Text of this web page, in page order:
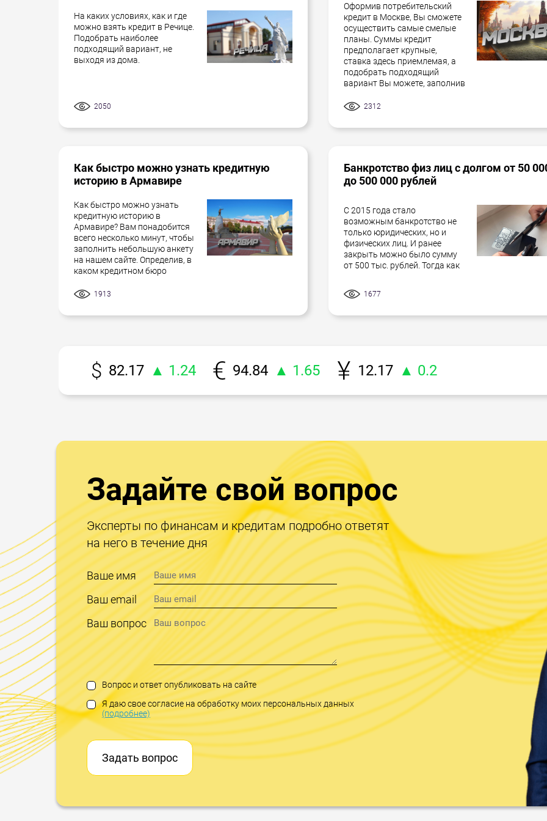
На каких условиях, как и где
можно взять кредит в Речице.
Подобрать наиболее
подходящий вариант, не
выходя из дома.
2050
Оформив потребительский
кредит в Москве, Вы сможете
осуществить самые смелые
планы. Суммы кредит
предполагает крупные,
ставка здесь приемлемая, а
подобрать подходящий
вариант Вы можете, заполнив
2312
Как быстро можно узнать кредитную
историю в Армавире
Как быстро можно узнать
кредитную историю в
Армавире? Вам понадобится
всего несколько минут, чтобы
заполнить небольшую анкету
на нашем сайте. Определив, в
каком кредитном бюро
1913
Банкротство физ лиц с долгом от 50
до 500 000 рублей
С 2015 года стало
возможным банкротство не
только юридических, но и
физических лиц. И ранее
закрыть можно было сумму
от 500 тыс. рублей. Тогда как
1677
82.17 ▲ 1.24 94.84 ▲ 1.65 12.17 ▲ 0.2
Задайте свой вопрос
Эксперты по финансам и кредитам подробно ответят
на него в течение дня
Ваше имя
Ваш email
Ваш вопрос
Вопрос и ответ опубликовать на сайте
Я даю свое согласие на обработку моих персональных данных
(подробнее)
Задать вопрос